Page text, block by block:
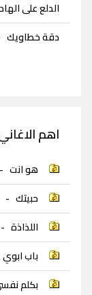
الدلع على
دقة خطاويك
اهم
هو انت -
حبيتك -
اللذاذة -
باب ابوي
بكلم